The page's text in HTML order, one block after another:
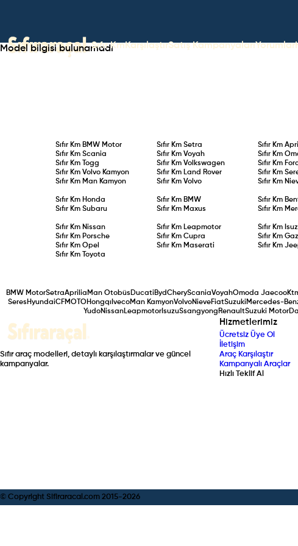
Sıfır KmKarşılaştırSatış KampanyalarıYorumlar
Model bilgisi bulunamadı
Sıfır Km BMW Motor Sıfır KmSetra Sıfır Km
Sıfır KmScania Sıfır KmVoyah Sıfır Km
Sıfır Km
Togg Sıfır KmVolkswagen Sıfır Km
Sıfır KmVolvo Kamyon Sıfır Km Land Rover Sıfır Km
Sıfır Km Man Kamyon Sıfır KmVolvo Sıfır Km
Sıfır Km Honda Sıfır Km BMW Sıfır Km
Sıfır KmSubaru Sıfır Km Maxus Sıfır Km
Sıfır Km Nissan Sıfır Km Leapmotor Sıfır Km
Sıfır Km Porsche Sıfır KmCupra Sıfır Km
Sıfır KmOpel Sıfır Km Maserati Sıfır Km
Sıfır Km
Toyota
BMW MotorSetraAprilia Man Otobüs Ducati BydCheryScaniaVoyahOmoda Jaecoo
Seres HyundaiCFMOTOHongqı IvecoMan KamyonVolvoNieveFiatSuzuki Mercedes-
YudoNissanLeapmotor IsuzuSsangyong RenaultSuzuki Motor
Sıfır araç modelleri, detaylı karşılaştırmalar ve güncel
kampanyalar.
Hizmetlerimiz
Ücretsiz Üye Ol
İletişim
Araç Karşılaştır
Kampanyalı Araçlar
Hızlı Teklif Al
© Copyright Sifiraracal.com 2015-2026